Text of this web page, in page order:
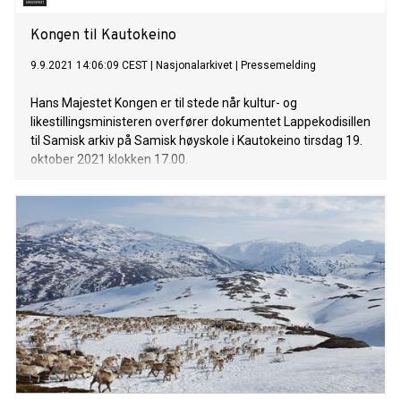
Kongen til Kautokeino
9.9.2021 14:06:09 CEST Nasjonalarkivet Pressemelding
Hans Majestet Kongen er til stede når kultur- og
likestillingsministeren overfører dokumentet Lappekodisillen
til Samisk arkiv på Samisk høyskole i Kautokeino tirsdag 19.
oktober 2021 klokken 17.00.